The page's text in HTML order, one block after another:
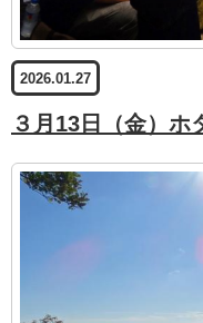
2026.01.27
３月13日（金）ホ